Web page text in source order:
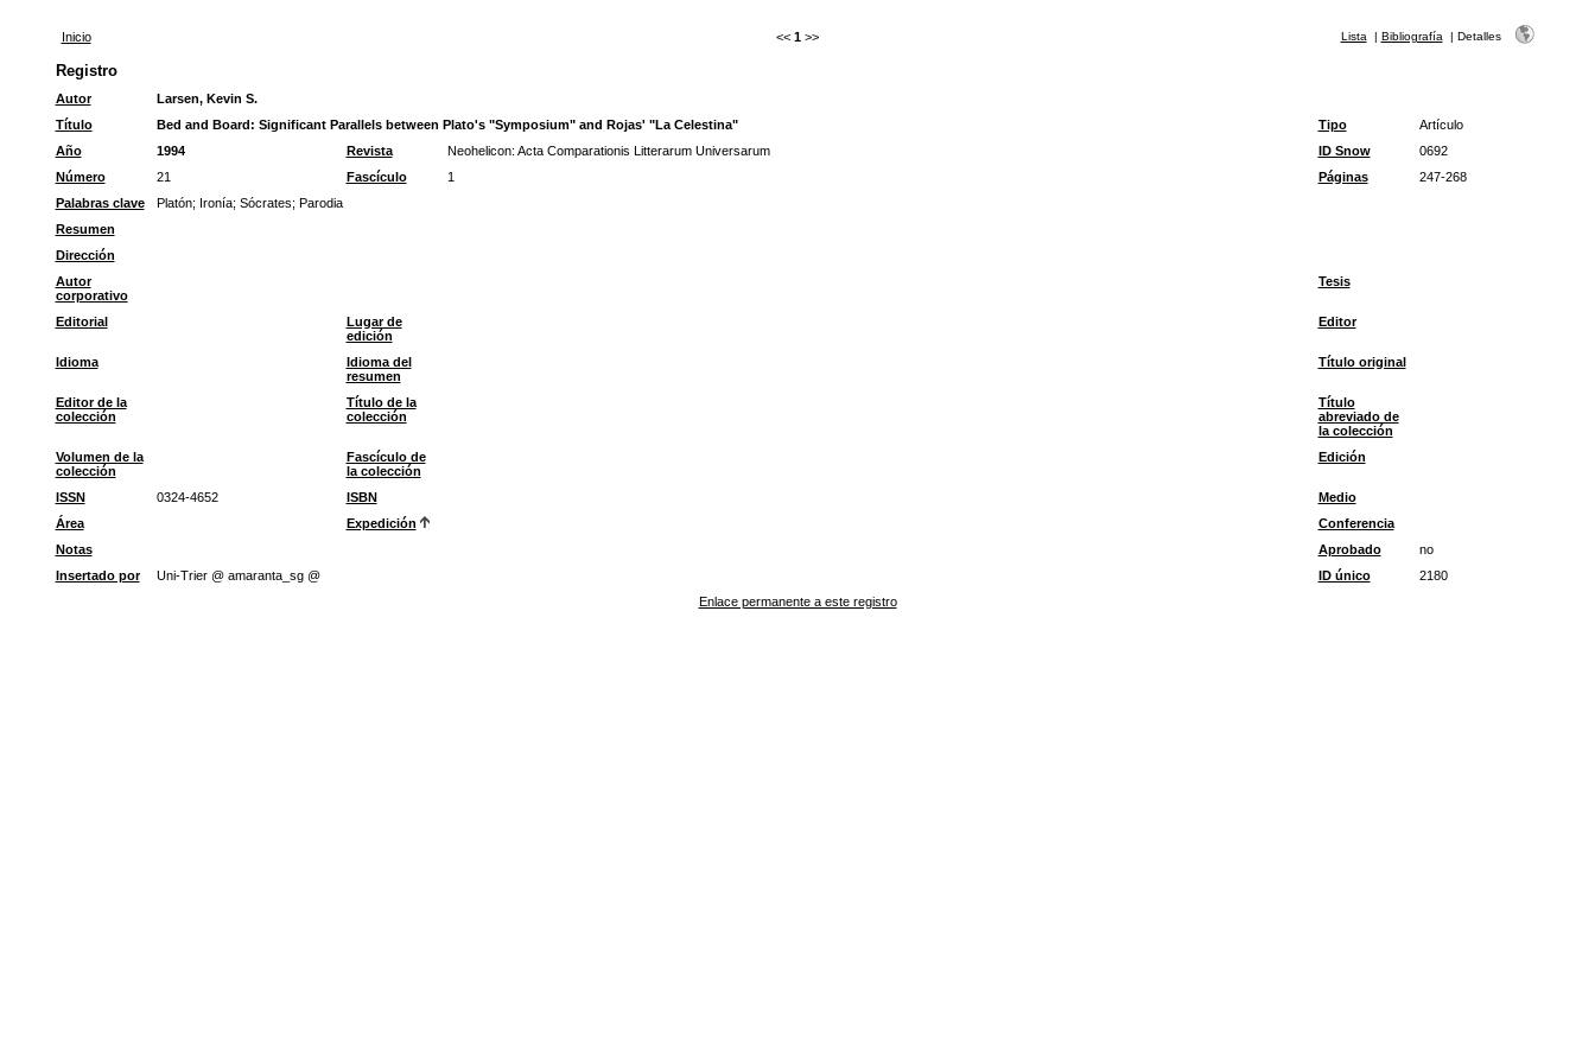
Inicio << 1 >> Lista | Bibliografía | Detalles
Registro
Autor
Larsen, Kevin S.
Título
Bed and Board: Significant Parallels between Plato's "Symposium" and Rojas' "La Celestina" Tipo
Artículo
Año
1994 Revista Neohelicon: Acta Comparationis Litterarum Universarum ID Snow
0692
Número
21 Fascículo 1 Páginas
247-268
Palabras clave
Platón; Ironía; Sócrates; Parodia
Resumen
Dirección
Autor
corporativo
Tesis
Editorial
Lugar de
edición
Editor
Idioma
Idioma del
resumen
Título original
Editor de la
colección
Título de la
colección
Título
abreviado de
la colección
Volumen de la
colección
Fascículo de
la colección
Edición
ISSN 0324-4652 ISBN
Medio
Área
Expedición
Conferencia
Notas
Aprobado
no
Insertado por
Uni-Trier @ amaranta_sg @ ID único
2180
Enlace permanente a este registro